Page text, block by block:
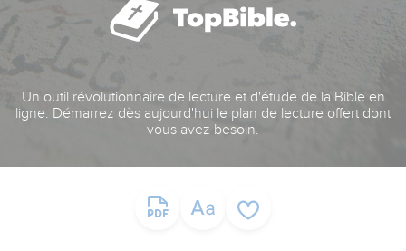
Un outil révolutionnaire de lecture et d'étude de la Bible en
ligne. Démarrez dès aujourd'hui le plan de lecture offert dont
vous avez besoin.